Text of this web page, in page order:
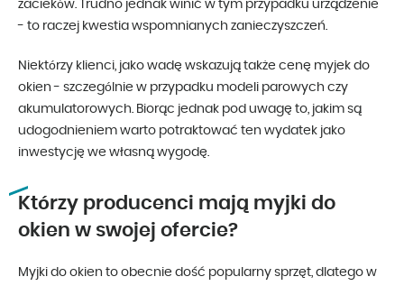
zacieków. Trudno jednak winić w tym przypadku urządzenie
- to raczej kwestia wspomnianych zanieczyszczeń.
Niektórzy klienci, jako wadę wskazują także cenę myjek do
okien - szczególnie w przypadku modeli parowych czy
akumulatorowych. Biorąc jednak pod uwagę to, jakim są
udogodnieniem warto potraktować ten wydatek jako
inwestycję we własną wygodę.
Którzy producenci mają myjki do
okien w swojej ofercie?
Myjki do okien to obecnie dość popularny sprzęt, dlatego w